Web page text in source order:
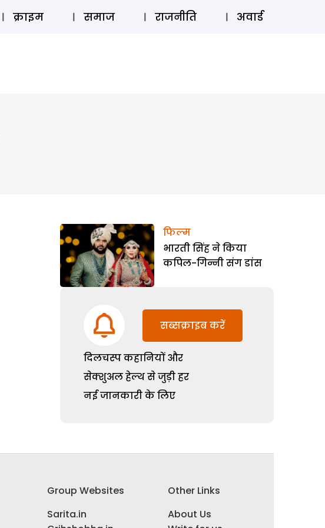
ऑडियो स्टोरी लॉग इन ⚲ SUBSCRIBE
क्राइम समाज राजनीति अवार्ड
फिल्म
भारती सिंह ने किया
कपिल-गिन्नी संग डांस
दिलचस्प कहानियों और
सेक्शुअल हेल्थ से जुड़ी हर
नई जानकारी के लिए
सब्सक्राइब करें
Group Websites
Sarita.in
Other Links
About Us